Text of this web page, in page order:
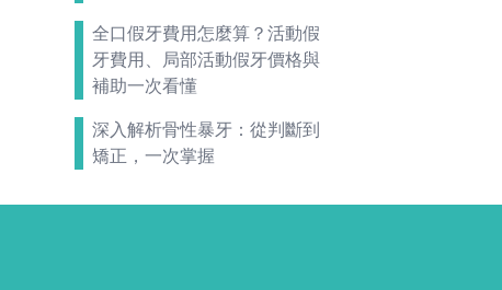
全口假牙費用怎麼算？活動假
牙費用、局部活動假牙價格與
補助一次看懂
深入解析骨性暴牙：從判斷到
矯正，一次掌握